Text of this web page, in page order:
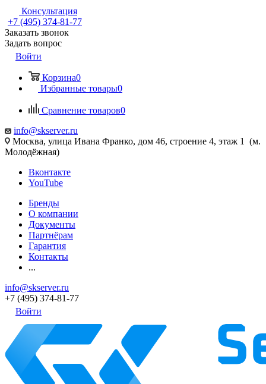
Консультация
+7 (495) 374-81-77
Заказать звонок
Задать вопрос
Войти
Корзина0
Избранные товары0
Сравнение товаров0
info@skserver.ru
Москва, улица Ивана Франко, дом 46, строение 4, этаж 1 (м.
Молодёжная)
Вконтакте
YouTube
Бренды
О компании
Документы
Партнёрам
Гарантия
Контакты
...
info@skserver.ru
+7 (495) 374-81-77
Войти